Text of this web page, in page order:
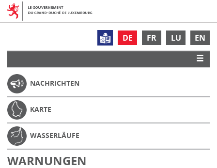
DE FR LU EN
NACHRICHTEN
KARTE
WASSERLÄUFE
WARNUNGEN